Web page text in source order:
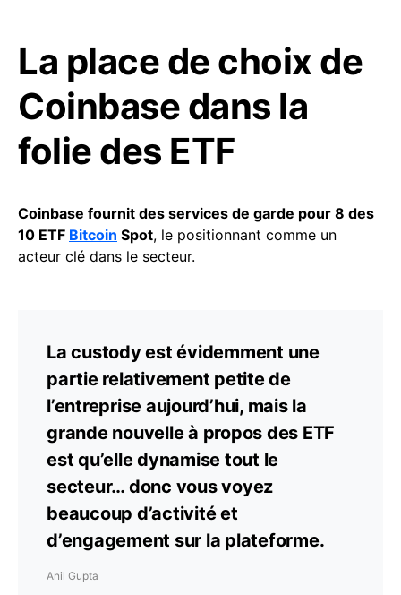
La place de choix de
Coinbase dans la
folie des ETF
Coinbase fournit des services de garde pour 8 des
10 ETF Bitcoin Spot, le positionnant comme un
acteur clé dans le secteur.
La custody est évidemment une
partie relativement petite de
l’entreprise aujourd’hui, mais la
grande nouvelle à propos des ETF
est qu’elle dynamise tout le
secteur… donc vous voyez
beaucoup d’activité et
d’engagement sur la plateforme.
Anil Gupta